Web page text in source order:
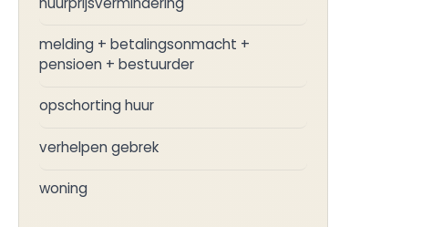
melding + betalingsonmacht +
pensioen + bestuurder
opschorting huur
verhelpen gebrek
woning